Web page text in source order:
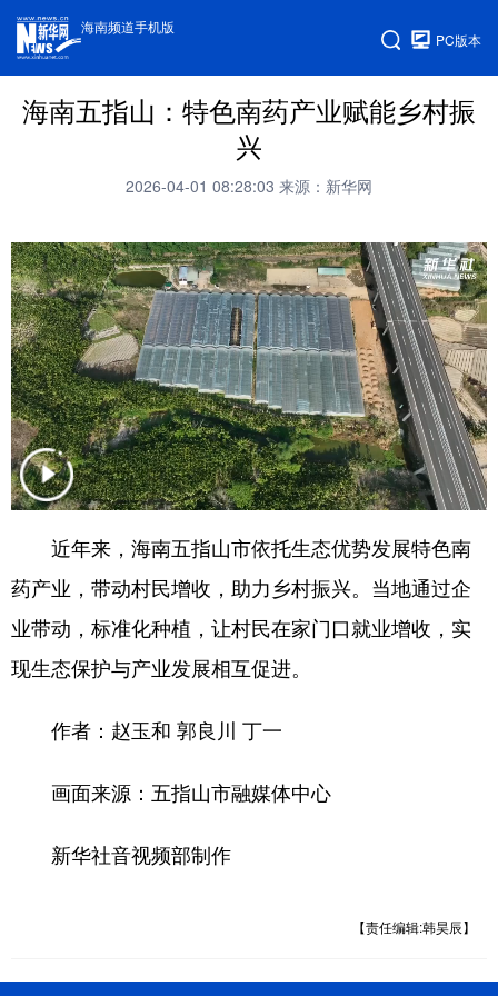
海南频道手机版
PC版本
海南五指山：特色南药产业赋能乡村振
兴
2026-04-01 08:28:03 来源：新华网
近年来，海南五指山市依托生态优势发展特色南
药产业，带动村民增收，助力乡村振兴。当地通过企
业带动，标准化种植，让村民在家门口就业增收，实
现生态保护与产业发展相互促进。
作者：赵玉和 郭良川 丁一
画面来源：五指山市融媒体中心
新华社音视频部制作
【责任编辑:韩昊辰】